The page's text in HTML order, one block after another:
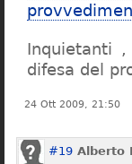
Inquietanti
difesa del
24 Ott 2009, 21:50
#19 Alberto